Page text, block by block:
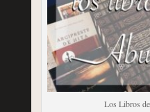
Los Libros